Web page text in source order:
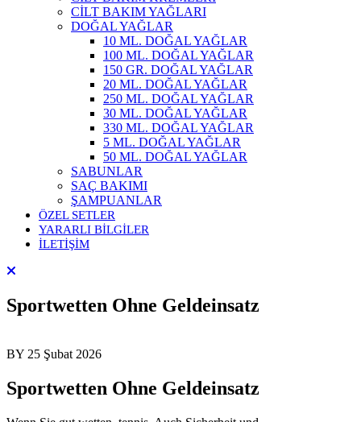
CİLT BAKIM YAĞLARI
DOĞAL YAĞLAR
10 ML. DOĞAL YAĞLAR
100 ML. DOĞAL YAĞLAR
150 GR. DOĞAL YAĞLAR
20 ML. DOĞAL YAĞLAR
250 ML. DOĞAL YAĞLAR
30 ML. DOĞAL YAĞLAR
330 ML. DOĞAL YAĞLAR
5 ML. DOĞAL YAĞLAR
50 ML. DOĞAL YAĞLAR
SABUNLAR
SAÇ BAKIMI
ŞAMPUANLAR
ÖZEL SETLER
YARARLI BİLGİLER
İLETİŞİM
Sportwetten Ohne Geldeinsatz
BY 25 Şubat 2026
Sportwetten Ohne Geldeinsatz